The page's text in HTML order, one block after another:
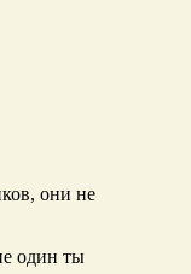
они не
один ты